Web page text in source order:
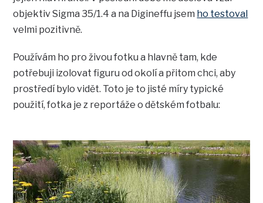
objektiv Sigma 35/1.4 a na Digineffu jsem ho testoval
velmi pozitivně.
Používám ho pro živou fotku a hlavně tam, kde
potřebuji izolovat figuru od okolí a přitom chci, aby
prostředí bylo vidět. Toto je to jisté míry typické
použití, fotka je z reportáže o dětském fotbalu: